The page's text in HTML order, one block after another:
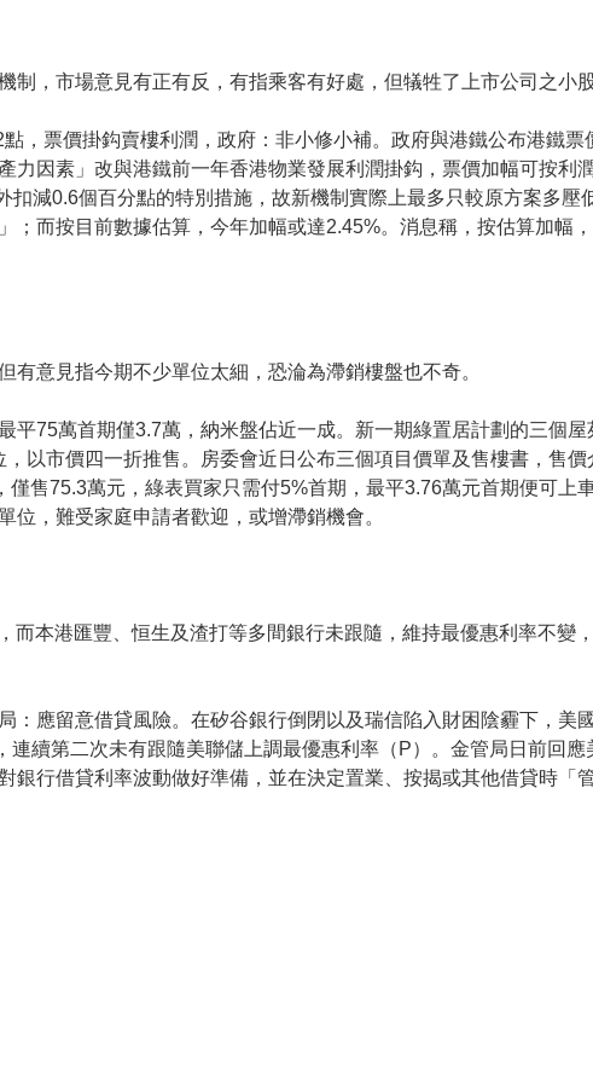
，市場意見有正有反，有指乘客有好處，但犠牲了上市公司之小股
，票價掛鈎賣樓利潤，政府：非小修小補。政府與港鐵公布港鐵
力因素」改與港鐵前一年香港物業發展利潤掛鈎，票價加幅可按利
減0.6個百分點的特別措施，故新機制實際上最多只較原方案多壓
；而按目前數據估算，今年加幅或達2.45%。消息稱，按估算加幅
意見指今期不少單位太細，恐淪為滯銷樓盤也不奇。
平75萬首期僅3.7萬，納米盤佔近一成。新一期綠置居計劃的三個
以市價四一折推售。房委會近日公布三個項目價單及售樓書，售
售75.3萬元，綠表買家只需付5%首期，最平3.76萬元首期便可上
，難受家庭申請者歡迎，或增滯銷機會。
而本港匯豐、恒生及渣打等多間銀行未跟隨，維持最優惠利率不變
：應留意借貸風險。在矽谷銀行倒閉以及瑞信陷入財困陰霾下，美
續第二次未有跟隨美聯儲上調最優惠利率（P）。金管局日前回應
行借貸利率波動做好準備，並在決定置業、按揭或其他借貸時「